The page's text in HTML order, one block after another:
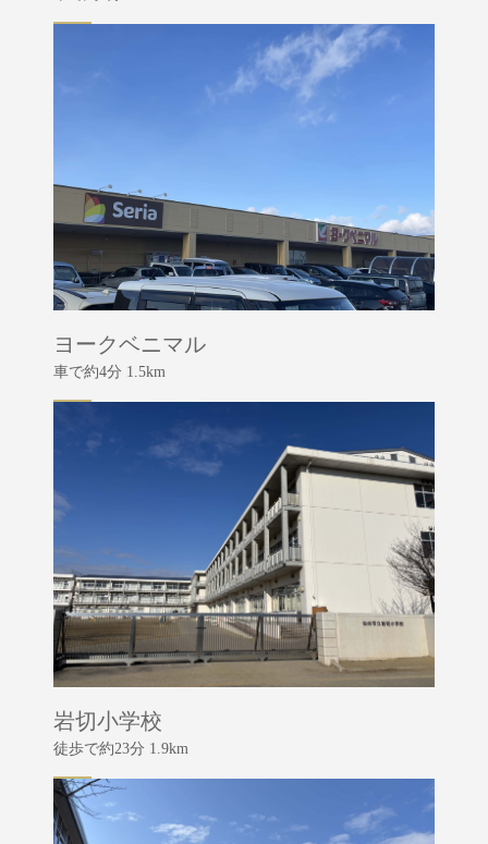
ヨークベニマル
車で約4分 1.5km
岩切小学校
徒歩で約23分 1.9km